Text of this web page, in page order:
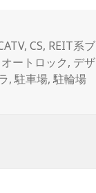
,CS, REIT系ブ
オートロック, デザ
,駐車場,駐輪場